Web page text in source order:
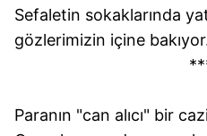
Sefaletin sokaklarında
gözlerimizin içine
Paranın "can alıcı" bir